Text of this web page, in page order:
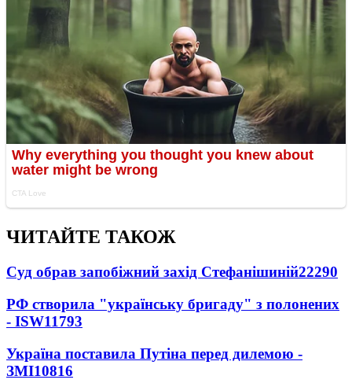
ЧИТАЙТЕ ТАКОЖ
Суд обрав запобіжний захід Стефанішиній22290
РФ створила "українську бригаду" з полонених
- ISW11793
Україна поставила Путіна перед дилемою -
ЗМІ10816